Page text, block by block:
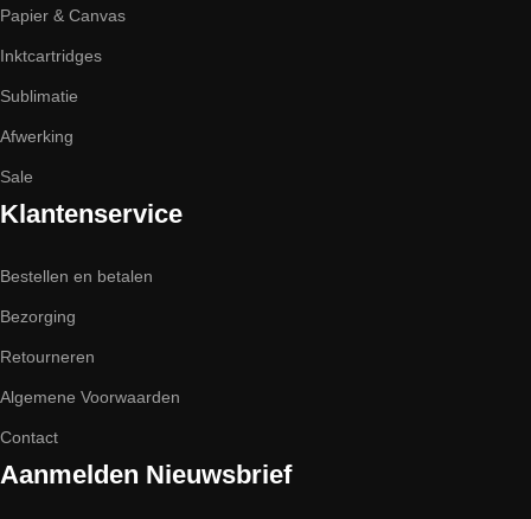
Papier & Canvas
Inktcartridges
Sublimatie
Afwerking
Sale
Klantenservice
Bestellen en betalen
Bezorging
Retourneren
Algemene Voorwaarden
Contact
Aanmelden Nieuwsbrief